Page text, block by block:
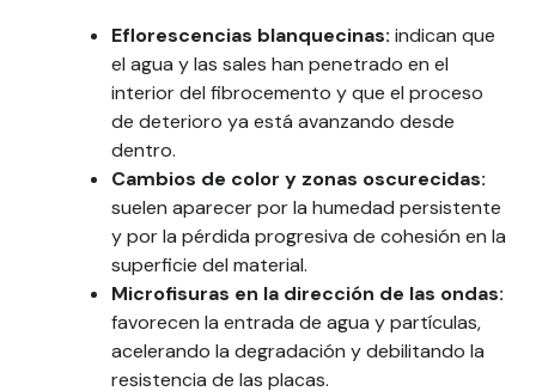
Eflorescencias blanquecinas: indican que
el agua y las sales han penetrado en el
interior del fibrocemento y que el proceso
de deterioro ya está avanzando desde
dentro.
Cambios de color y zonas oscurecidas:
suelen aparecer por la humedad persistente
y por la pérdida progresiva de cohesión en la
superficie del material.
Microfisuras en la dirección de las ondas:
favorecen la entrada de agua y partículas,
acelerando la degradación y debilitando la
resistencia de las placas.